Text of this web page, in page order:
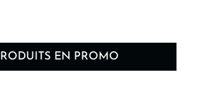
EN PROMO